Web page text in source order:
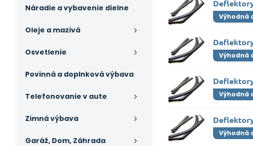
Deflektory
Výhodná
Deflektory
Výhodná
Deflektory
Výhodná
Deflektory
Výhodná
Náradie a vybavenie dielne
Oleje a mazivá
Osvetlenie
Povinná a doplnková výbava
Telefonovanie v aute
Zimná výbava
Garáž, Dom, Záhrada